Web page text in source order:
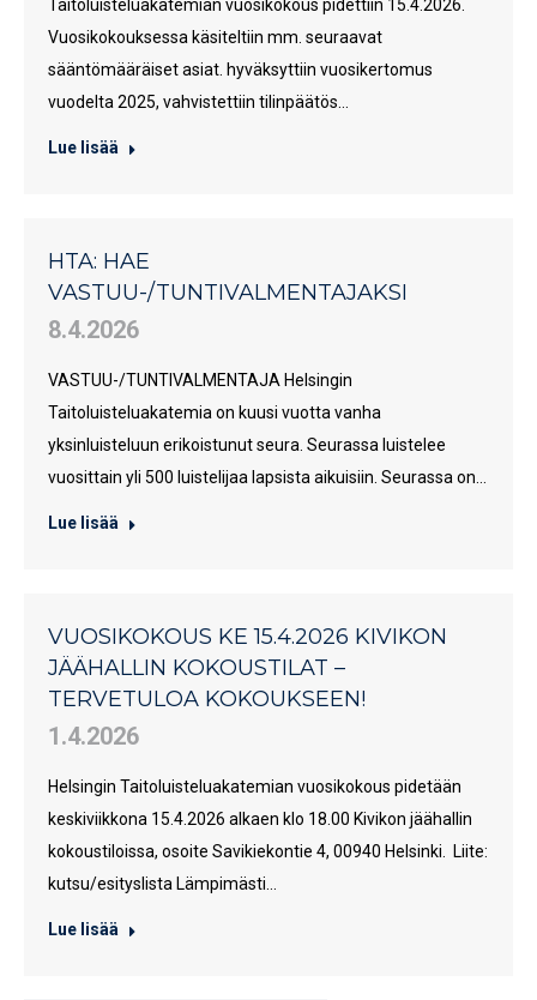
Taitoluisteluakatemian vuosikokous pidettiin 15.4.2026.
Vuosikokouksessa käsiteltiin mm. seuraavat
sääntömääräiset asiat. hyväksyttiin vuosikertomus
vuodelta 2025, vahvistettiin tilinpäätös…
Lue lisää
HTA: HAE
VASTUU-/TUNTIVALMENTAJAKSI
8.4.2026
VASTUU-/TUNTIVALMENTAJA Helsingin
Taitoluisteluakatemia on kuusi vuotta vanha
yksinluisteluun erikoistunut seura. Seurassa luistelee
vuosittain yli 500 luistelijaa lapsista aikuisiin. Seurassa on…
Lue lisää
VUOSIKOKOUS KE 15.4.2026 KIVIKON
JÄÄHALLIN KOKOUSTILAT –
TERVETULOA KOKOUKSEEN!
1.4.2026
Helsingin Taitoluisteluakatemian vuosikokous pidetään
keskiviikkona 15.4.2026 alkaen klo 18.00 Kivikon jäähallin
kokoustiloissa, osoite Savikiekontie 4, 00940 Helsinki. Liite:
kutsu/esityslista Lämpimästi…
Lue lisää